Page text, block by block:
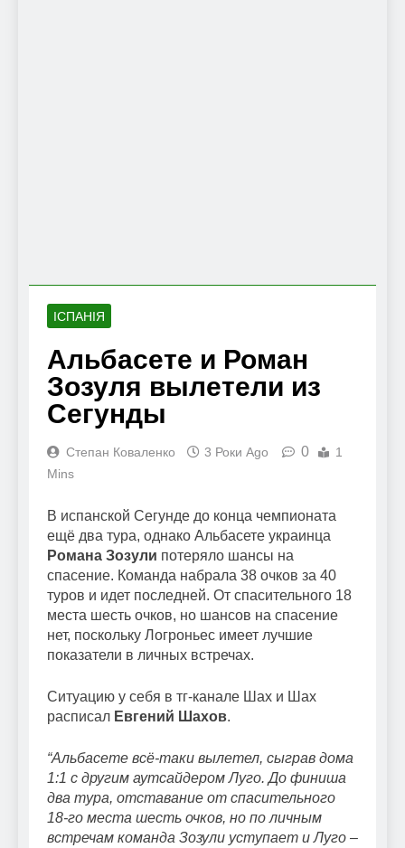
ІСПАНІЯ
Альбасете и Роман
Зозуля вылетели из
Сегунды
Степан Коваленко 3 Роки Ago 0
1
Mins
В испанской Сегунде до конца чемпионата
ещё два тура, однако Альбасете украинца
Романа Зозули потеряло шансы на
спасение. Команда набрала 38 очков за 40
туров и идет последней. От спасительного 18
места шесть очков, но шансов на спасение
нет, поскольку Логроньес имеет лучшие
показатели в личных встречах.
Ситуацию у себя в тг-канале Шах и Шах
расписал Евгений Шахов.
“Альбасете всё-таки вылетел, сыграв дома
1:1 с другим аутсайдером Луго. До финиша
два тура, отставание от спасительного
18-го места шесть очков, но по личным
встречам команда Зозули уступает и Луго –